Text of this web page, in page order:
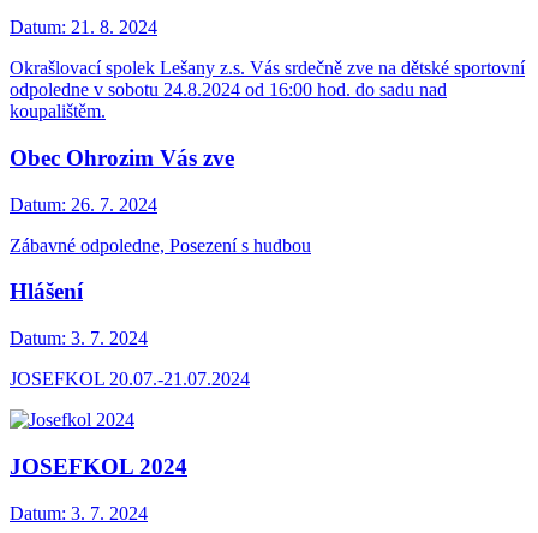
Datum: 21. 8. 2024
Okrašlovací spolek Lešany z.s. Vás srdečně zve na dětské sportovní
odpoledne v sobotu 24.8.2024 od 16:00 hod. do sadu nad
koupalištěm.
Obec Ohrozim Vás zve
Datum: 26. 7. 2024
Zábavné odpoledne, Posezení s hudbou
Hlášení
Datum: 3. 7. 2024
JOSEFKOL 20.07.-21.07.2024
JOSEFKOL 2024
Datum: 3. 7. 2024